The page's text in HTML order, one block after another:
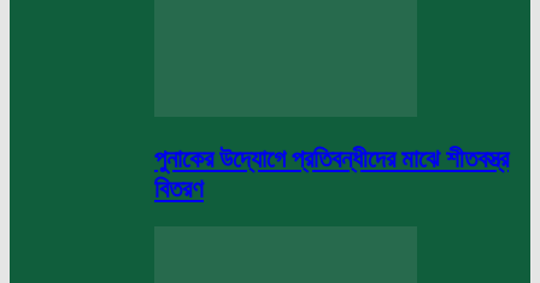
পুনাকের উদ্যোগে প্রতিবন্ধীদের মাঝে শীতবস্ত্র
বিতরণ